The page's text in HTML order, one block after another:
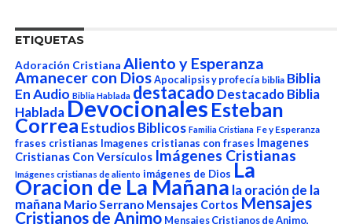
ETIQUETAS
Adoración Cristiana Aliento y Esperanza
Amanecer con Dios Apocalipsis y profecía biblia Biblia
En Audio Biblia Hablada destacado Destacado Biblia
HabladaDevocionalesEsteban
Correa Estudios Biblicos Familia Cristiana Fe y Esperanza
frases cristianas Imagenes cristianas con frases Imagenes
Cristianas Con Versículos Imágenes Cristianas
Imágenes cristianas de aliento imágenes de Dios La
Oracion de La Mañana la oración de la
mañana Mario Serrano Mensajes Cortos Mensajes
Cristianos de Animo Mensajes Cristianos de Animo,